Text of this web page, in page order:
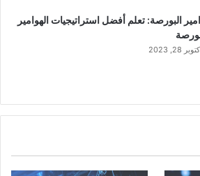
البورصة: تعلم أفضل استراتيجيات الهوامير
28, 2023